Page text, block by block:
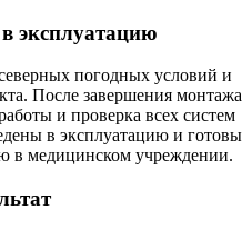
эксплуатацию
погодных условий и
После завершения монтажа
и проверка всех систем
в эксплуатацию и готовы
в медицинском учреждении.